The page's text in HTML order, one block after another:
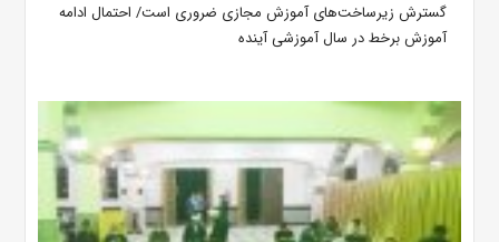
گسترش زیرساخت‌های آموزش مجازی ضروری است/ احتمال ادامه
آموزش برخط در سال آموزشی آینده